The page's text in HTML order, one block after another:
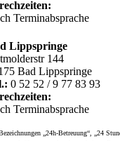
Terminabsprache
Lippspringe
144
Bad Lippspringe
0 52 52 / 9 77 83 93
Terminabsprache
„24h-Betreuung“, „24